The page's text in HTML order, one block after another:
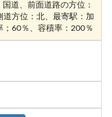
道、前面道路の方位：
方位：北、最寄駅：加
；60％、容積率：200％